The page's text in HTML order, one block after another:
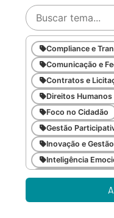
Compliance e
Comunicação e
Contratos e
Direitos Humanos
Foco no Cidadão
Gestão
Inovação e
Inteligência
Meio Ambiente e
Metodologias